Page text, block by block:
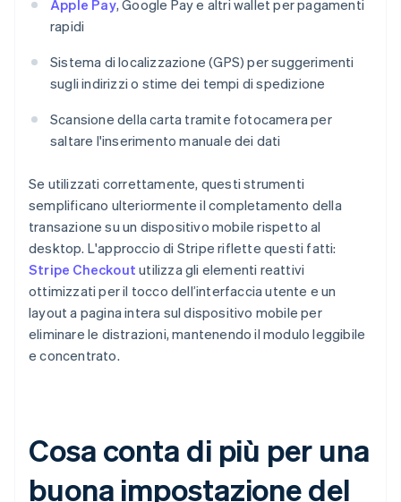
Apple Pay, Google Pay e altri wallet per pagamenti
rapidi
Sistema di localizzazione (GPS) per suggerimenti
sugli indirizzi o stime dei tempi di spedizione
Scansione della carta tramite fotocamera per
saltare l'inserimento manuale dei dati
Se utilizzati correttamente, questi strumenti
semplificano ulteriormente il completamento della
transazione su un dispositivo mobile rispetto al
desktop. L'approccio di Stripe riflette questi fatti:
Stripe Checkout utilizza gli elementi reattivi
ottimizzati per il tocco dell’interfaccia utente e un
layout a pagina intera sul dispositivo mobile per
eliminare le distrazioni, mantenendo il modulo leggibile
e concentrato.
Cosa conta di più per una
buona impostazione del